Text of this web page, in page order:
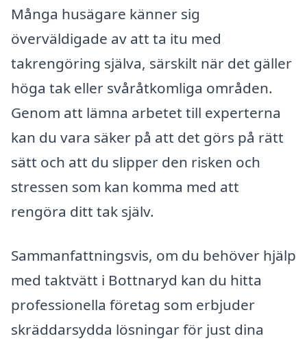
Många husägare känner sig
överväldigade av att ta itu med
takrengöring själva, särskilt när det gäller
höga tak eller svåråtkomliga områden.
Genom att lämna arbetet till experterna
kan du vara säker på att det görs på rätt
sätt och att du slipper den risken och
stressen som kan komma med att
rengöra ditt tak själv.
Sammanfattningsvis, om du behöver hjälp
med taktvätt i Bottnaryd kan du hitta
professionella företag som erbjuder
skräddarsydda lösningar för just dina